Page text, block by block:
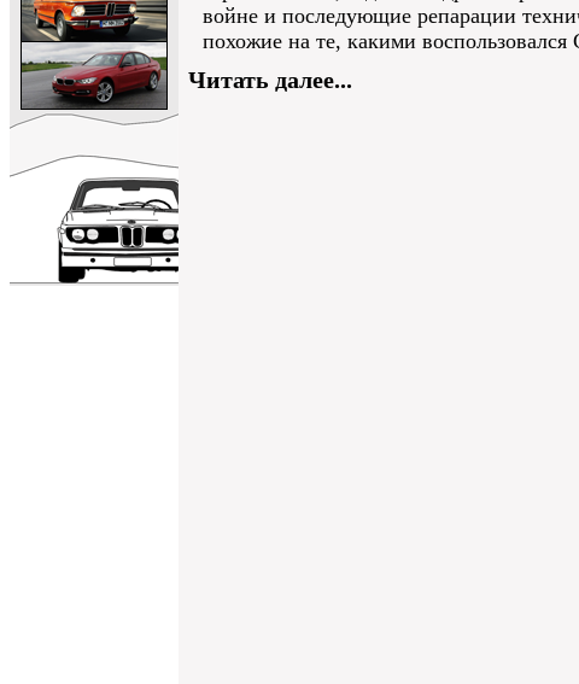
войне и последующие репарации
похожие на те, какими
Читать далее...